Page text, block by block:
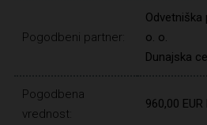
Pogodbeni partner:
Odvetniška
o. o.
Dunajska
Pogodbena
vrednost:
960,00